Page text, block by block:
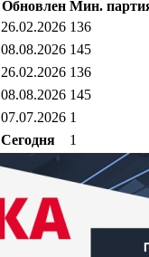
Обновлен Мин.
26.02.2026 136
08.08.2026 145
26.02.2026 136
08.08.2026 145
07.07.2026 1
Сегодня 1